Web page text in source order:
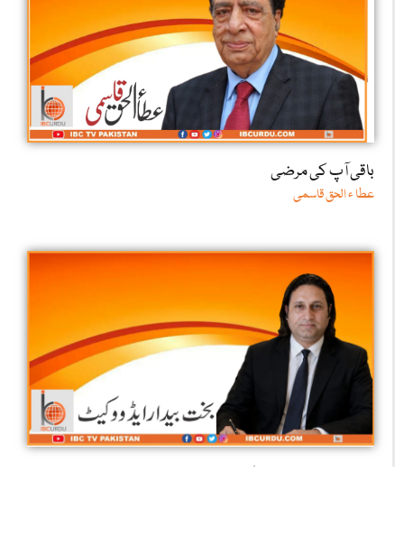
باقی آپ کی مرضی
عطا ء الحق قاسمی